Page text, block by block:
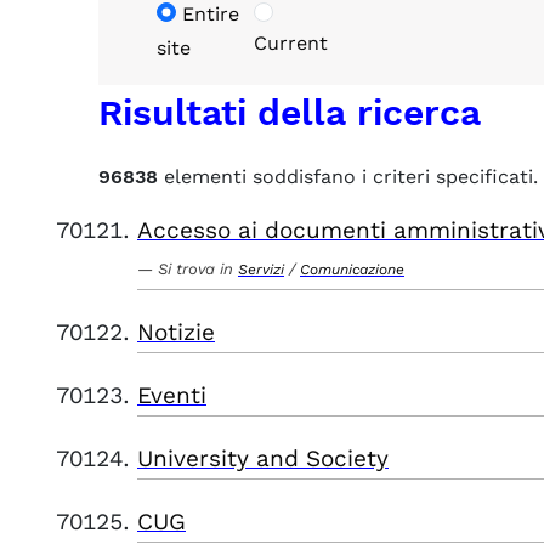
Entire
site
Current
Risultati della ricerca
96838 elementi soddisfano i criteri specificati.
Accesso ai documenti
Si trova in Servizi / Comunicazione
Notizie
Eventi
University and Society
CUG